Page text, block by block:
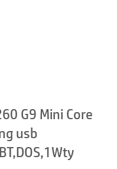
G9 Mini Core
usb